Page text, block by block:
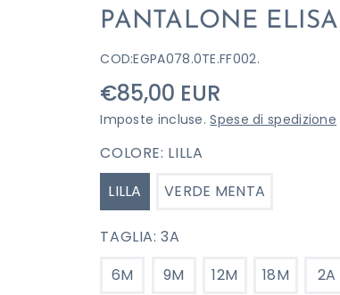
PANTALONE
COD:EGPA078.0TE.FF002.
Prezzo
di
listino
€85,00 EUR
Imposte incluse.Spese di spedizione
COLORE: LILLA
LILLA
VERDE MENTA
TAGLIA:3A
6M
9M 12M 18M 2A